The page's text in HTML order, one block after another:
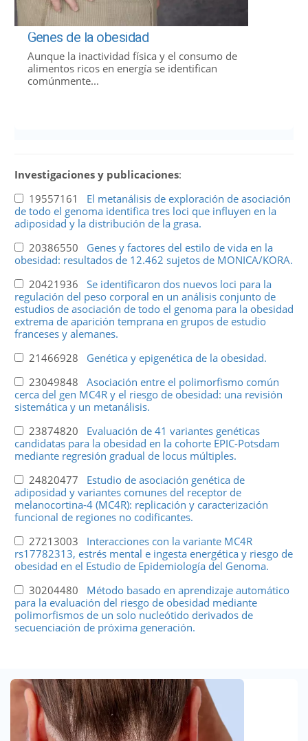
Genes de la obesidad
Aunque la inactividad física y el consumo de
alimentos ricos en energía se identifican
comúnmente...
Investigaciones y publicaciones:
19557161 El metanálisis de exploración de asociación
de todo el genoma identifica tres loci que influyen en la
adiposidad y la distribución de la grasa.
20386550 Genes y factores del estilo de vida en la
obesidad: resultados de 12.462 sujetos de MONICA/KORA.
20421936 Se identificaron dos nuevos loci para la
regulación del peso corporal en un análisis conjunto de
estudios de asociación de todo el genoma para la obesidad
extrema de aparición temprana en grupos de estudio
franceses y alemanes.
21466928 Genética y epigenética de la obesidad.
23049848 Asociación entre el polimorfismo común
cerca del gen MC4R y el riesgo de obesidad: una revisión
sistemática y un metanálisis.
23874820 Evaluación de 41 variantes genéticas
candidatas para la obesidad en la cohorte EPIC-Potsdam
mediante regresión gradual de locus múltiples.
24820477 Estudio de asociación genética de
adiposidad y variantes comunes del receptor de
melanocortina-4 (MC4R): replicación y caracterización
funcional de regiones no codificantes.
27213003 Interacciones con la variante MC4R
rs17782313, estrés mental e ingesta energética y riesgo de
obesidad en el Estudio de Epidemiología del Genoma.
30204480 Método basado en aprendizaje automático
para la evaluación del riesgo de obesidad mediante
polimorfismos de un solo nucleótido derivados de
secuenciación de próxima generación.